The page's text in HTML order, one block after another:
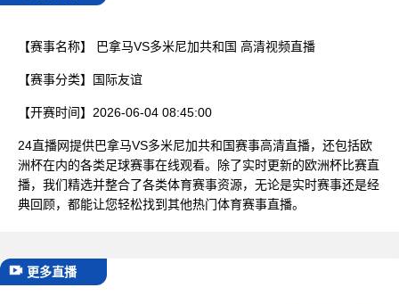
【赛事名称】 巴拿马VS多米尼加共和国 高清视频直播
【赛事分类】 国际友谊
【开赛时间】 2026-06-04 08:45:00
24直播网提供巴拿马VS多米尼加共和国赛事高清直播，还包括欧
洲杯在内的各类足球赛事在线观看。除了实时更新的欧洲杯比赛直
播，我们精选并整合了各类体育赛事资源，无论是实时赛事还是经
典回顾，都能让您轻松找到其他热门体育赛事直播。
更多直播